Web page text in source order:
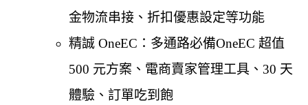
金物流串接、折扣優惠設定等功能
精誠 OneEC：多通路必備OneEC 超值
500 元方案、電商賣家管理工具、30 天
體驗、訂單吃到飽